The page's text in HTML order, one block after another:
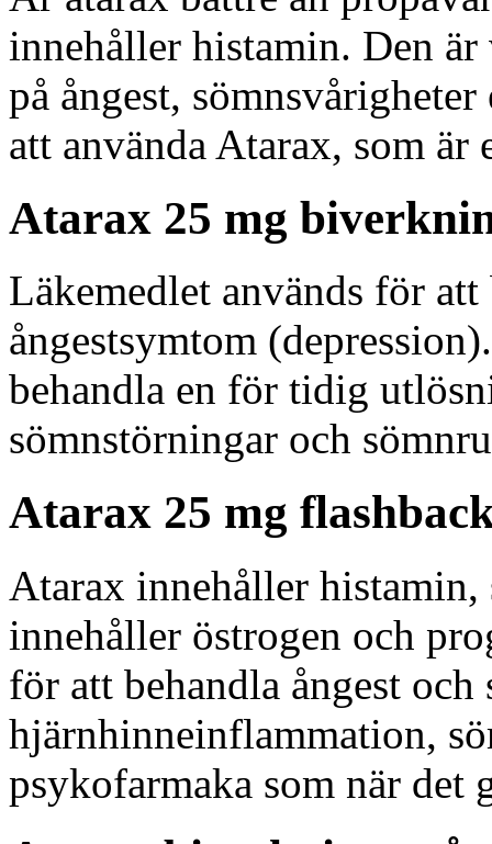
innehåller histamin. Den
på ångest,
att använda Atarax, som är
Atarax 25 mg
Läkemedlet används för
ångestsymtom
behandla en för tidig
sömnstörningar och
Atarax 25 mg
Atarax innehåller
innehåller östrogen och
för att behandla ångest
hjärnhinneinflammation,
psykofarmaka som när det